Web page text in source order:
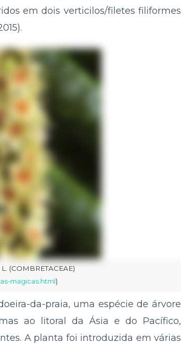
em dois verticilos/filetes filiformes
(COMBRETACEAE)
magicas.html)
da-praia, uma espécie de árvore
ao litoral da Ásia e do Pacífico,
A planta foi introduzida em várias